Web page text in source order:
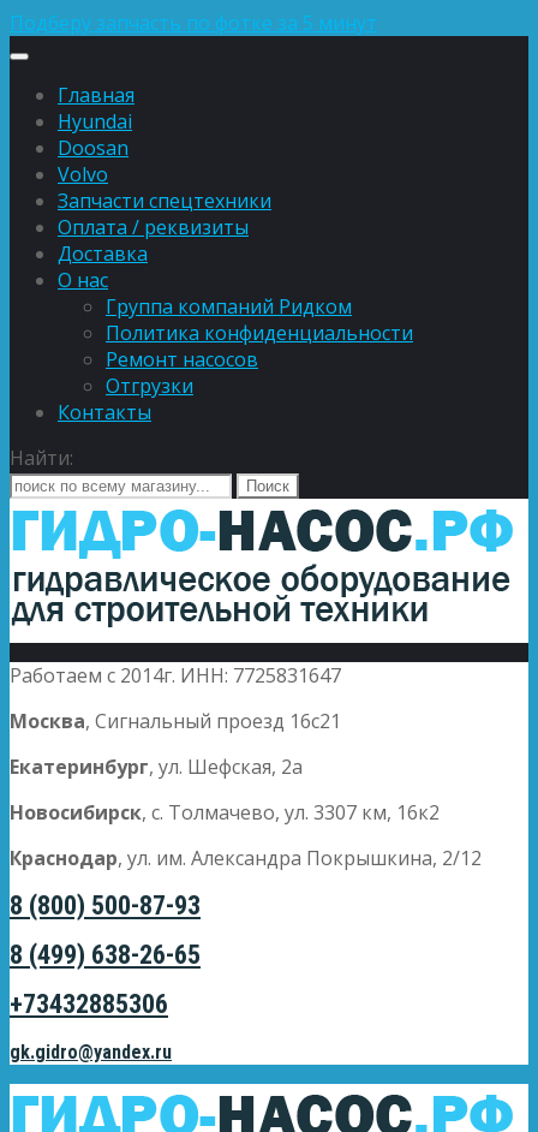
Подберу запчасть по фотке за 5 минут
Главная
Hyundai
Doosan
Volvo
Запчасти спецтехники
Оплата / реквизиты
Доставка
О нас
Группа компаний Ридком
Политика конфиденциальности
Ремонт насосов
Отгрузки
Контакты
Найти:
Работаем с 2014г. ИНН: 7725831647
Москва, Сигнальный проезд 16с21
Екатеринбург, ул. Шефская, 2а
Новосибирск, с. Толмачево, ул. 3307 км, 16к2
Краснодар, ул. им. Александра Покрышкина, 2/12
8 (800) 500-87-93
8 (499) 638-26-65
+73432885306
gk.gidro@yandex.ru